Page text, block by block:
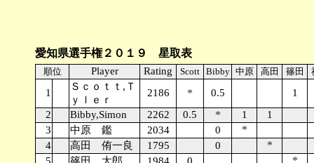
愛知県選手権２０１９ 星取表
順位 Player Rating Scott Bibby 中原 高田 篠田
1
Ｓｃｏｔｔ,Ｔ
ｙｌｅｒ
2186 * 0.5
1
2
Bibby,Simon 2262 0.5 * 1
1
3
中原 鑑 2034 0 *
4 高田 侑一良 1795 0 *
*